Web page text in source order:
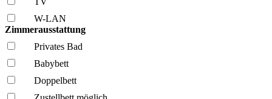
W-LAN
Zimmerausstattung
Privates Bad
Babybett
Doppelbett